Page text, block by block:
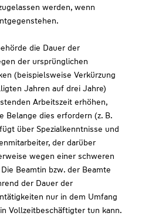
werden, wenn
die Dauer der
der ursprünglichen
(beispielsweise Verkürzung
Jahren auf drei Jahre)
Arbeitszeit erhöhen,
Belange dies erfordern (z. B.
über Spezialkenntnisse und
der darüber
wegen einer schweren
Beamtin bzw. der Beamte
der Dauer der
nur in dem Umfang
Vollzeitbeschäftigter tun kann.